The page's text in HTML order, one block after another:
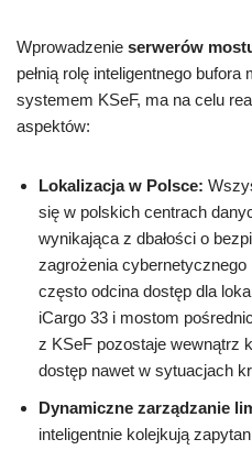
Wprowadzenie serwerów
pełnią rolę inteligentnego
systemem KSeF, ma na celu
aspektów:
Lokalizacja w Polsce:
się w polskich centrach
wynikająca z dbałości o
zagrożenia
często odcina dostęp dla
iCargo 33 i mostom
z KSeF pozostaje wewnątrz
dostęp nawet w sytuacjach
Dynamiczne zarządzanie
inteligentnie kolejkują